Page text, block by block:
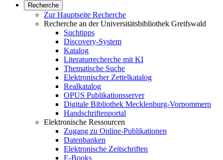
Recherche
Zur Hauptseite Recherche
Recherche an der Universitätsbibliothek Greifswald
Suchtipps
Discovery-System
Katalog
Literaturrecherche mit KI
Thematische Suche
Elektronischer Zettelkatalog
Realkatalog
OPUS Publikationsserver
Digitale Bibliothek Mecklenburg-Vorpommern
Handschriftenportal
Elektronische Ressourcen
Zugang zu Online-Publikationen
Datenbanken
Elektronische Zeitschriften
E-Books